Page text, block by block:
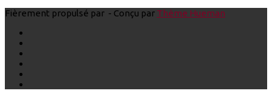
Fièrement propulsé par - Conçu par Thème Hueman